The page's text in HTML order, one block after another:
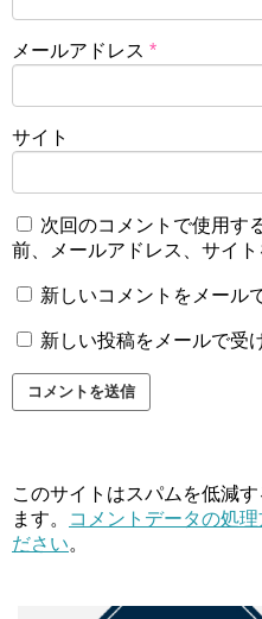
メールアドレス *
サイト
次回のコメントで使用す
前、メールアドレス、サイト
新しいコメントをメール
新しい投稿をメールで受
このサイトはスパムを低減
ます。
コメントデータの処
ださい。